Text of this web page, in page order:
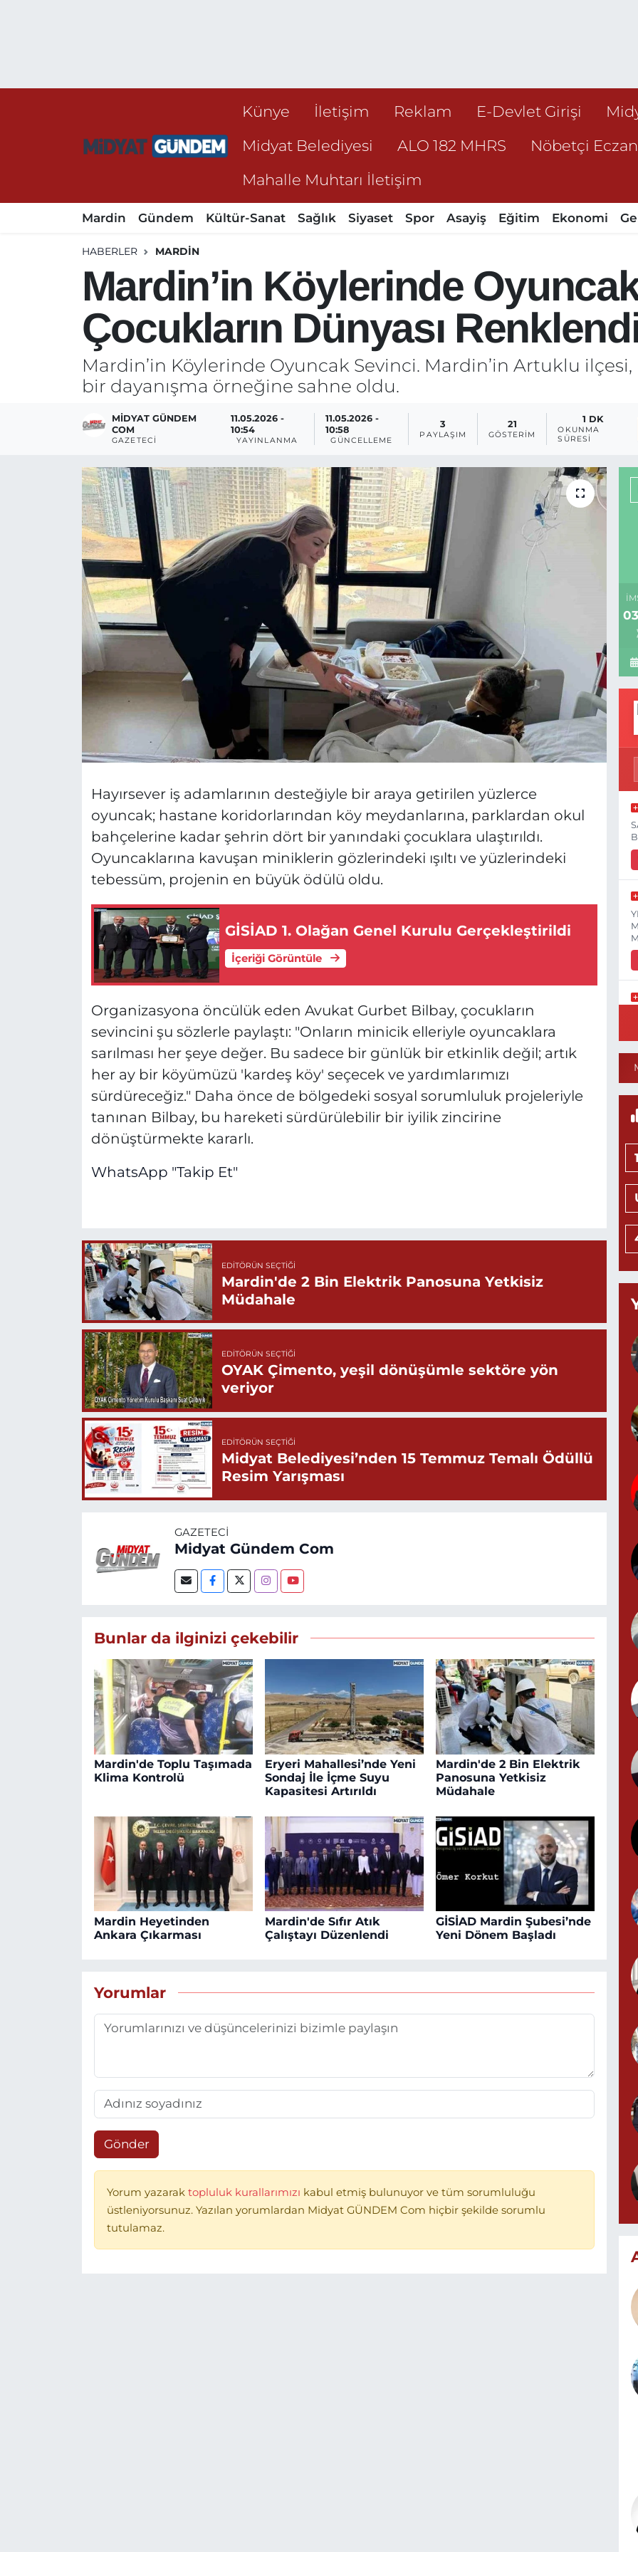
Künye İletişim Reklam E-Devlet Girişi
Midyat Belediyesi
ALO 182 MHRS Nöbetçi
Mahalle Muhtarı İletişim
Mardin Gündem Kültür-Sanat Sağlık Siyaset Spor Asayiş Eğitim Ekonomi
HABERLER MARDIN
Mardin’in Köylerinde
Çocukların Dünyası
Mardin’in Köylerinde Oyuncak Sevinci. Mardin’in Artuklu
bir dayanışma örneğine sahne oldu.
MIDYAT GÜNDEM
COM
GAZETECI
11.05.2026 -
10:54
YAYINLANMA
11.05.2026 -
10:58
GÜNCELLEME
3
PAYLAŞIM
21
GÖSTERIM
1 DK
OKUNMA
SÜRESI
Hayırsever iş adamlarının desteğiyle bir araya getirilen yüzlerce
oyuncak; hastane koridorlarından köy meydanlarına, parklardan okul
bahçelerine kadar şehrin dört bir yanındaki çocuklara ulaştırıldı.
Oyuncaklarına kavuşan miniklerin gözlerindeki ışıltı ve yüzlerindeki
tebessüm, projenin en büyük ödülü oldu.
GİSİAD 1. Olağan Genel Kurulu Gerçekleştirildi
İçeriği Görüntüle
Organizasyona öncülük eden Avukat Gurbet Bilbay, çocukların
sevincini şu sözlerle paylaştı: "Onların minicik elleriyle oyuncaklara
sarılması her şeye değer. Bu sadece bir günlük bir etkinlik değil; artık
her ay bir köyümüzü 'kardeş köy' seçecek ve yardımlarımızı
sürdüreceğiz." Daha önce de bölgedeki sosyal sorumluluk projeleriyle
tanınan Bilbay, bu hareketi sürdürülebilir bir iyilik zincirine
dönüştürmekte kararlı.
WhatsApp "Takip Et"
EDITÖRÜN SEÇTIĞI
Mardin'de 2 Bin Elektrik Panosuna Yetkisiz
Müdahale
EDITÖRÜN SEÇTIĞI
OYAK Çimento, yeşil dönüşümle sektöre yön
veriyor
EDITÖRÜN SEÇTIĞI
Midyat Belediyesi’nden 15 Temmuz Temalı Ödüllü
Resim Yarışması
GAZETECI
Midyat Gündem Com
Bunlar da ilginizi çekebilir
Mardin'de Toplu Taşımada
Klima Kontrolü
Eryeri Mahallesi’nde Yeni
Sondaj İle İçme Suyu
Kapasitesi Artırıldı
Mardin'de 2 Bin Elektrik
Panosuna Yetkisiz
Müdahale
Mardin Heyetinden
Ankara Çıkarması
Mardin'de Sıfır Atık
Çalıştayı Düzenlendi
GİSİAD Mardin Şubesi’nde
Yeni Dönem Başladı
Yorumlar
Gönder
Yorum yazarak topluluk kurallarımızı kabul etmiş bulunuyor ve tüm sorumluluğu
üstleniyorsunuz. Yazılan yorumlardan Midyat GÜNDEM Com hiçbir şekilde sorumlu
tutulamaz.